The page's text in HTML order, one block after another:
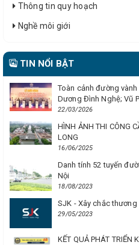
Thông tin quy hoạch
Nghề môi giới
TIN NỔI BẬT
Toàn cảnh đường
Dương Đình Nghệ; Vũ
22/03/2026
HÌNH ẢNH THI CÔNG
LONG
16/06/2025
Danh tính 52 tuyến
Nội
18/08/2023
SJK - Xây chắc
29/05/2023
KẾT QUẢ PHÁT TRIỂN